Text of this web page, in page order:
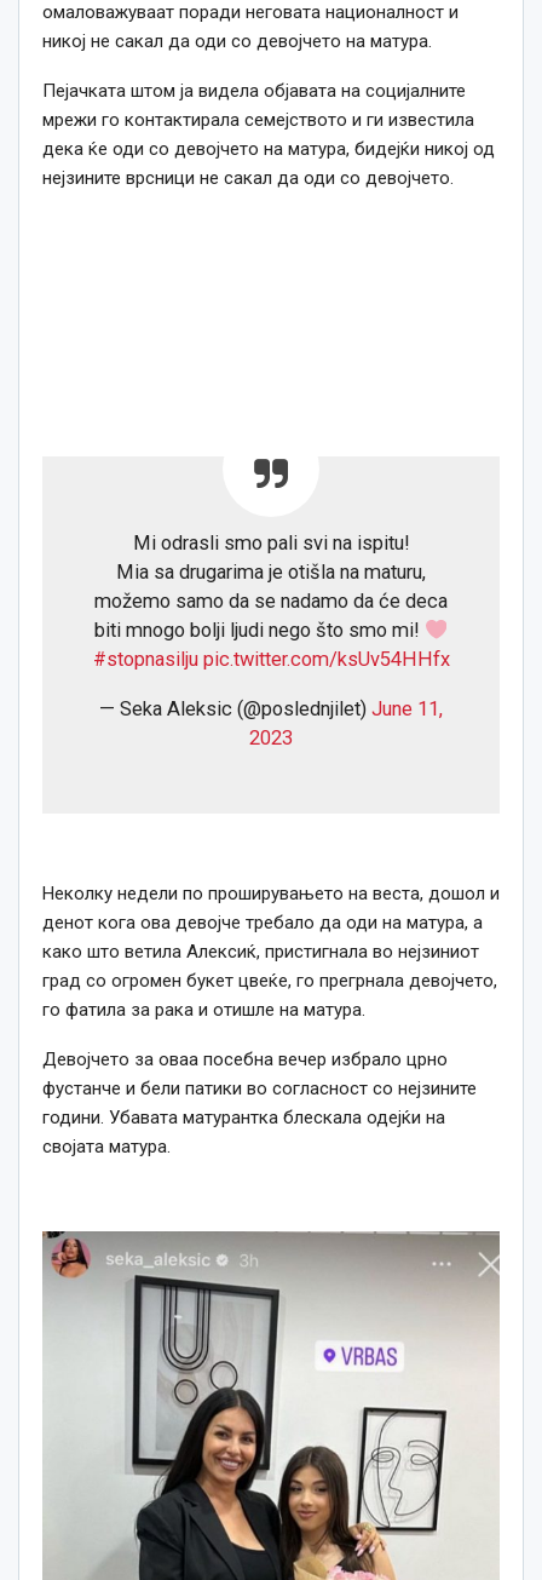
омаловажуваат поради неговата националност и
никој не сакал да оди со девојчето на матура.
Пејачката штом ја видела објавата на социјалните
мрежи го контактирала семејството и ги известила
дека ќе оди со девојчето на матура, бидејќи никој од
нејзините врсници не сакал да оди со девојчето.
Mi odrasli smo pali svi na ispitu!
Mia sa drugarima je otišla na maturu,
možemo samo da se nadamo da će deca
biti mnogo bolji ljudi nego što smo mi!
#stopnasilju pic.twitter.com/ksUv54HHfx
— Seka Aleksic (@poslednjilet) June 11,
2023
Неколку недели по проширувањето на веста, дошол и
денот кога ова девојче требало да оди на матура, а
како што ветила Алексиќ, пристигнала во нејзиниот
град со огромен букет цвеќе, го прегрнала девојчето,
го фатила за рака и отишле на матура.
Девојчето за оваа посебна вечер избрало црно
фустанче и бели патики во согласност со нејзините
години. Убавата матурантка блескала одејќи на
својата матура.